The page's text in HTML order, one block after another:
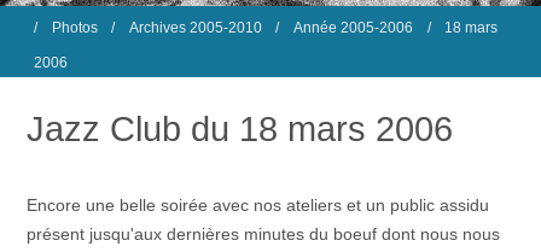
Photos Archives 2005-2010 Année 2005-2006 18 mars
2006
Jazz Club du 18 mars 2006
Encore une belle soirée avec nos ateliers et un public assidu
présent jusqu'aux dernières minutes du boeuf dont nous nous